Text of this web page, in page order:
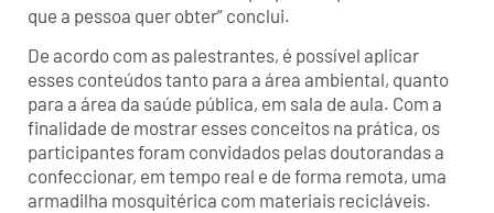
que a pessoa quer obter” conclui.
De acordo com as palestrantes, é possível aplicar
esses conteúdos tanto para a área ambiental, quanto
para a área da saúde pública, em sala de aula. Com a
finalidade de mostrar esses conceitos na prática, os
participantes foram convidados pelas doutorandas a
confeccionar, em tempo real e de forma remota, uma
armadilha mosquitérica com materiais recicláveis.